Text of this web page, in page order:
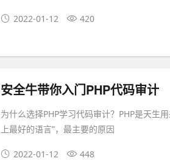
2022-01-12 420
安全牛带你入门PHP代码审计
为什么选择PHP学习代码审计？PHP是天生
上最好的语言”，最主要的原因
2022-01-12 448